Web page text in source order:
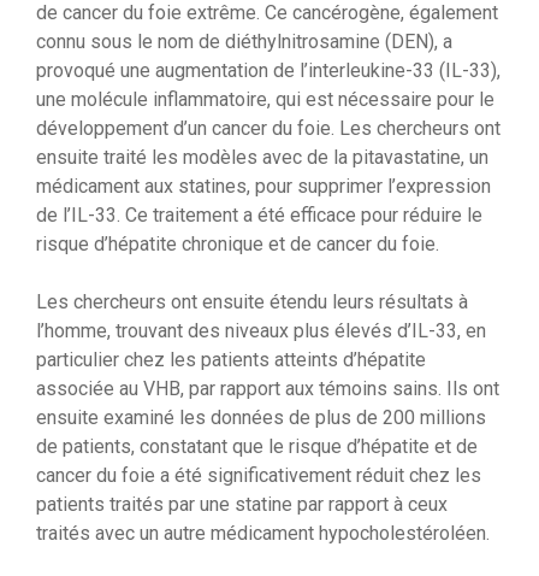
de cancer du foie extrême. Ce cancérogène, également
connu sous le nom de diéthylnitrosamine (DEN), a
provoqué une augmentation de l’interleukine-33 (IL-33),
une molécule inflammatoire, qui est nécessaire pour le
développement d’un cancer du foie. Les chercheurs ont
ensuite traité les modèles avec de la pitavastatine, un
médicament aux statines, pour supprimer l’expression
de l’IL-33. Ce traitement a été efficace pour réduire le
risque d’hépatite chronique et de cancer du foie.
Les chercheurs ont ensuite étendu leurs résultats à
l’homme, trouvant des niveaux plus élevés d’IL-33, en
particulier chez les patients atteints d’hépatite
associée au VHB, par rapport aux témoins sains. Ils ont
ensuite examiné les données de plus de 200 millions
de patients, constatant que le risque d’hépatite et de
cancer du foie a été significativement réduit chez les
patients traités par une statine par rapport à ceux
traités avec un autre médicament hypocholestéroléen.